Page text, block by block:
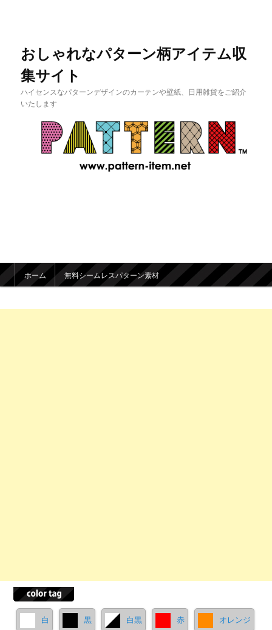
おしゃれなパターン柄アイテム収
集サイト
ハイセンスなパターンデザインのカーテンや壁紙、日用雑貨をご紹介
いたします
メインメニュー
メインコンテンツへ移動
サブコンテンツへ移動
ホーム 無料シームレスパターン素材
白 黒 白黒 赤 オレンジ